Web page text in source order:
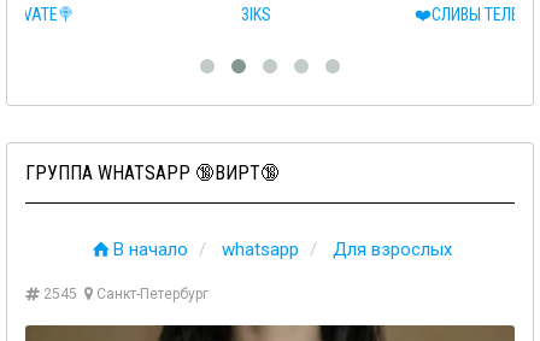
❤️СЛИВЫ ТЕЛЕГРАММ❤️
ГРУППА WHATSAPP 🔞ВИРТ🔞
В начало whatsapp Для взрослых
2545 Санкт-Петербург